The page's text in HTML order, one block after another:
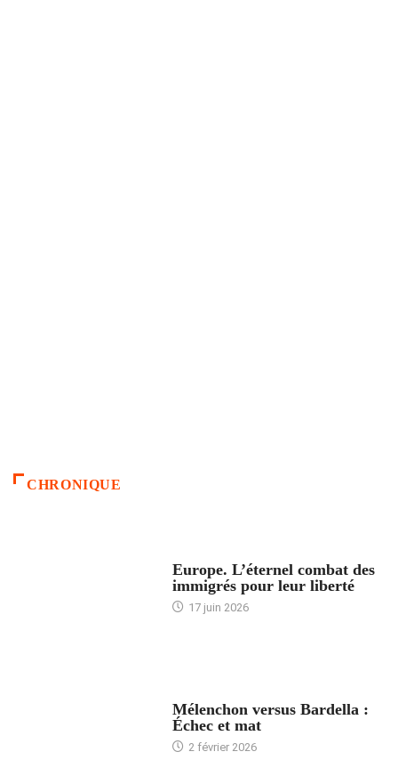
CHRONIQUE
Europe. L’éternel combat des
immigrés pour leur liberté
17 juin 2026
Mélenchon versus Bardella :
Échec et mat
2 février 2026